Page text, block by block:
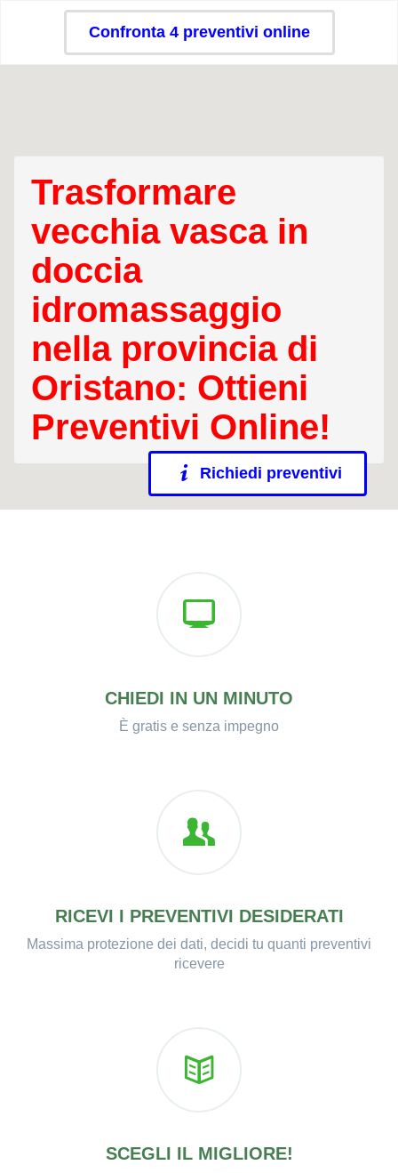
Confronta 4 preventivi online
Trasformare
vecchia vasca in
doccia
idromassaggio
nella provincia di
Oristano: Ottieni
Preventivi Online!
Richiedi preventivi
CHIEDI IN UN MINUTO
È gratis e senza impegno
RICEVI I PREVENTIVI DESIDERATI
Massima protezione dei dati, decidi tu quanti preventivi
ricevere
SCEGLI IL MIGLIORE!